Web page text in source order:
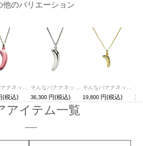
他のバリエーション
36,300
19,800
アイテム一覧